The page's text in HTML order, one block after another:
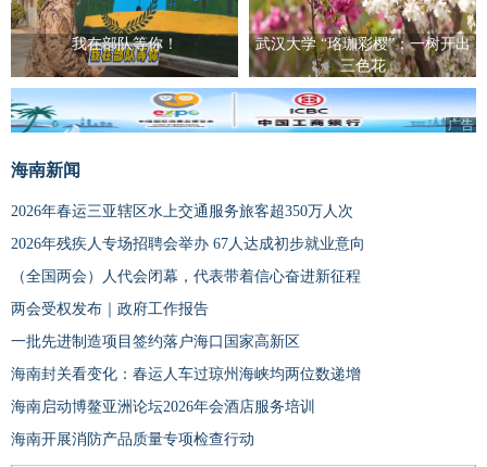
我在部队等你！
武汉大学 “珞珈彩樱”：一树开出
三色花
广告
海南新闻
2026年春运三亚辖区水上交通服务旅客超350万人次
2026年残疾人专场招聘会举办 67人达成初步就业意向
（全国两会）人代会闭幕，代表带着信心奋进新征程
两会受权发布｜政府工作报告
一批先进制造项目签约落户海口国家高新区
海南封关看变化：春运人车过琼州海峡均两位数递增
海南启动博鳌亚洲论坛2026年会酒店服务培训
海南开展消防产品质量专项检查行动